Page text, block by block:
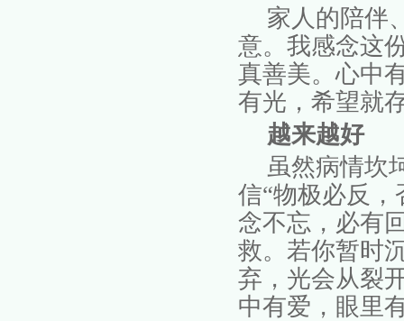
家人的陪伴
意。我感念这
真善美。心中
有光，希望就
越来越好
虽然病情坎
信“物极必反，
念不忘，必有
救。若你暂时
弃，光会从裂
中有爱，眼里